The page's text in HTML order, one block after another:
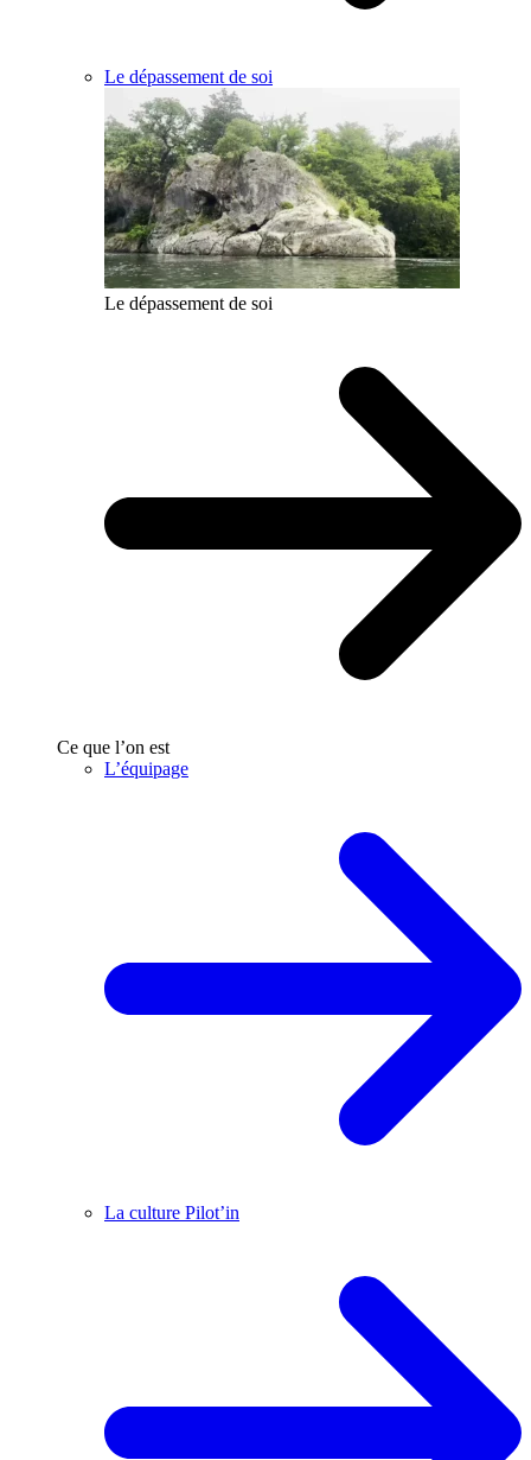
Le dépassement de soi
Le dépassement de soi
Ce que l’on est
L’équipage
La culture Pilot’in